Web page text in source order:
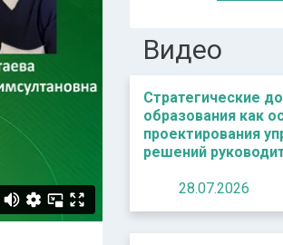
Видео
Стратегические
образования как
проектирования
решений
28.07.2026